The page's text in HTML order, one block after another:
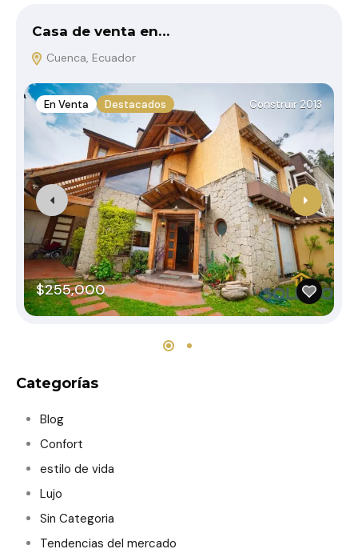
Casa de venta en…
Cuenca, Ecuador
En Venta Destacados Construir 2013
$255,000
Categorías
Blog
Confort
estilo de vida
Lujo
Sin Categoria
Tendencias del mercado